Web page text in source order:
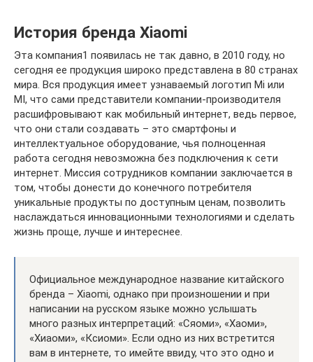
История бренда Xiaomi
Эта компания1 появилась не так давно, в 2010 году, но
сегодня ее продукция широко представлена в 80 странах
мира. Вся продукция имеет узнаваемый логотип Mi или
MI, что сами представители компании-производителя
расшифровывают как мобильный интернет, ведь первое,
что они стали создавать – это смартфоны и
интеллектуальное оборудование, чья полноценная
работа сегодня невозможна без подключения к сети
интернет. Миссия сотрудников компании заключается в
том, чтобы донести до конечного потребителя
уникальные продукты по доступным ценам, позволить
наслаждаться инновационными технологиями и сделать
жизнь проще, лучше и интереснее.
Официальное международное название китайского
бренда – Xiaomi, однако при произношении и при
написании на русском языке можно услышать
много разных интерпретаций: «Сяоми», «Хаоми»,
«Хиаоми», «Ксиоми». Если одно из них встретится
вам в интернете, то имейте ввиду, что это одно и